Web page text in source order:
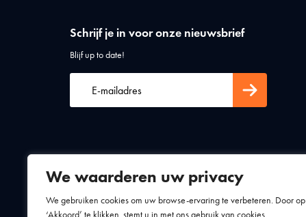
We waarderen uw privacy
We gebruiken cookies om uw browse-ervaring te verbeteren. Door op
‘Akkoord’ te klikken, stemt u in met ons gebruik van cookies.
Schrijf je in voor onze nieuwsbrief
Blijf up to date!
Algemene voorwaardenPrivacy statement